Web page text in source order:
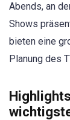
Abends, an
Shows
bieten eine
Planung des